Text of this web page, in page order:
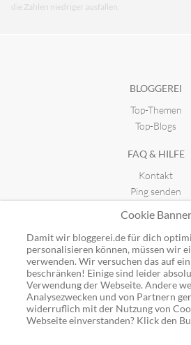
die Zahlen niedriger ausfallen.
BLOGGEREI
Top-Themen
Top-Blogs
FAQ & HILFE
Kontakt
Ping senden
GUTSCHEINE
Top-Gutscheine
Alle Shops
Cookie Banner
Damit wir bloggerei.de für dich
personalisieren können, müssen wir
verwenden. Wir versuchen das auf
beschränken! Einige sind leider
Verwendung der Webseite. Andere
Analysezwecken und von Partnern
widerruflich mit der Nutzung von
Webseite einverstanden? Klick den